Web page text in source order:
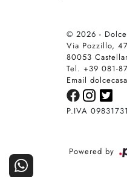
© 2026 - Dolce
Via Pozzillo, 47
80053
Tel. +39 081-
Email
P.IVA
Powered by